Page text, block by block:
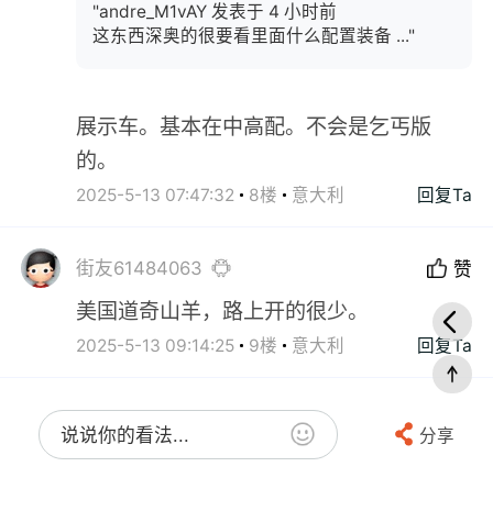
"andre_M1vAY 发表于 4 小时前
这东西深奥的很要看里面什么配置装备 ..."
展示车。基本在中高配。不会是乞丐版
的。
2025-5-13 07:47:32 8楼 意大利 回复Ta
街友61484063 赞
美国道奇山羊，路上开的很少。
2025-5-13 09:14:25 9楼 意大利 回复Ta
说说你的看法... 分享